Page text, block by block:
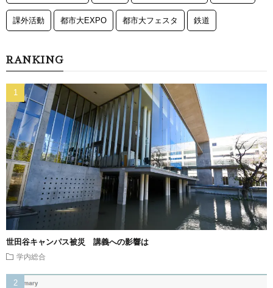
課外活動 都市大EXPO 都市大フェスタ 鉄道
RANKING
世田谷キャンパス被災 講義への影響は
学内総合